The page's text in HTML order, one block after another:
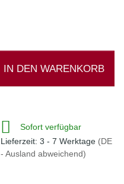
IN DEN WARENKORB
Sofort verfügbar
Lieferzeit: 3 - 7 Werktage (DE
- Ausland abweichend)